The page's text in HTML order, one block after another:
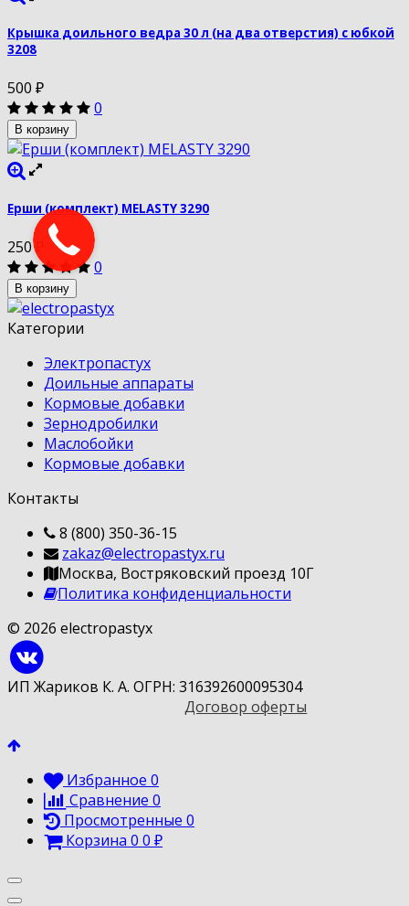
Крышка доильного ведра 30 л (на два отверстия) с юбкой
3208
500 ₽
0
В корзину
Ерши (комплект) MELASTY 3290
250
0
В корзину
Категории
Электропастух
Доильные аппараты
Кормовые добавки
Зернодробилки
Маслобойки
Кормовые добавки
Контакты
8 (800) 350-36-15
zakaz@electropastyx.ru
Москва, Востряковский проезд 10Г
Политика конфиденциальности
© 2026 electropastyx
ИП Жариков К. А. ОГРН: 316392600095304
Договор оферты
Избранное 0
Сравнение 0
Просмотренные 0
Корзина 0 0 ₽